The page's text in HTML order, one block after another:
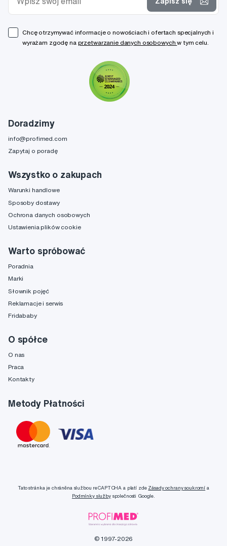
Doradzimy
info@profimed.com
Zapytaj o poradę
Wszystko o zakupach
Warunki handlowe
Sposoby dostawy
Ochrona danych osobowych
Ustawienia plików cookie
Warto spróbować
Poradnia
Marki
Słownik pojęć
Reklamacje i serwis
Fridababy
O spółce
O nas
Praca
Kontakty
Metody Płatności
Chcę otrzymywać informacje o nowościach i ofertach specjalnych i
wyrażam zgodę na przetwarzanie danych osobowychw tym celu.
Tato stránka je chráněna službou reCAPTCHA a platí zde Zásady ochrany soukromí a
Podmínky službyspolečnosti Google.
© 1997-2026